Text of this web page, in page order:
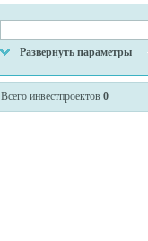
Развернуть параметры
Всего инвестпроектов 0